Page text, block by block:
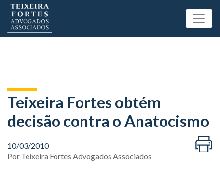
Teixeira Fortes obtém
decisão contra o Anatocismo
10/03/2010
Por Teixeira Fortes Advogados Associados